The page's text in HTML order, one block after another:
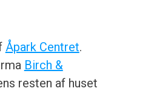
Åpark Centret.
Birch &
resten af huset